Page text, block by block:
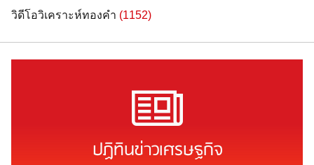
วิดีโอวิเคราะห์ทองคำ (1152)
ปฏิทินข่าวเศรษฐกิจ